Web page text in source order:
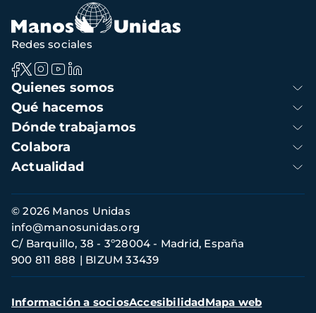
Navegación
principal
Quienes somos
Qué hacemos
Dónde trabajamos
Colabora
Actualidad
Redes sociales
Información
de
contacto
© 2026 Manos Unidas
C/ Barquillo, 38 - 3º28004 - Madrid, España
900 811 888
BIZUM 33439
info@manosunidas.org
Menú
Información a sociosAccesibilidadMapa web